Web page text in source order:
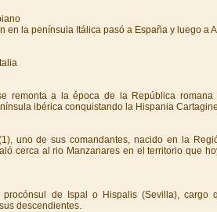
en la península Itálica pasó a España y luego a
remonta a la época de la República
ibérica conquistando la Hispania
uno de sus comandantes, nacido en la
cerca al rio Manzanares en el territorio que
procónsul de Ispal o Hispalis (Sevilla), cargo
descendientes.